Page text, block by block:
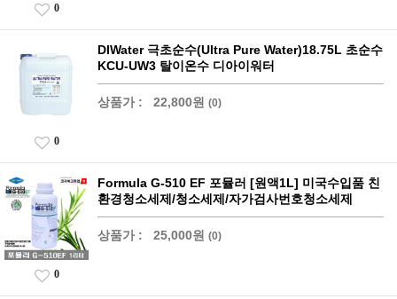
0
DIWater 극초순수(Ultra Pure Water)18.75L 초순수
KCU-UW3 탈이온수 디아이워터
상품가 : 22,800원 (0)
0
Formula G-510 EF 포뮬러 [원액1L] 미국수입품 친
환경청소세제/청소세제/자가검사번호청소세제
상품가 : 25,000원 (0)
0